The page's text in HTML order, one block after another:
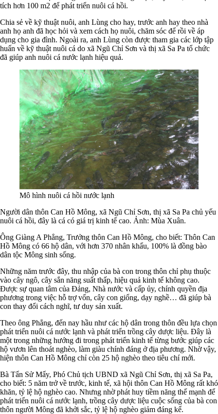
tích hơn 100 m2 để phát triển nuôi cá hồi.
Chia sẻ về kỹ thuật nuôi, anh Lùng cho hay, trước anh hay theo nhà
anh họ anh đã học hỏi và xem cách họ nuôi, chăm sóc để rồi về áp
dụng cho gia đình. Ngoài ra, anh Lùng còn được tham gia các lớp tập
huấn về kỹ thuật nuôi cá do xã Ngũ Chỉ Sơn và thị xã Sa Pa tổ chức
đã giúp anh nuôi cá nước lạnh hiệu quả.
Mô hình nuôi cá hồi nước lạnh
Người dân thôn Can Hồ Mông, xã Ngũ Chỉ Sơn, thị xã Sa Pa chủ yếu
nuôi cá hồi, đây là cá có giá trị kinh tế cao. Ảnh: Mùa Xuân.
Ông Giàng A Phẳng, Trưởng thôn Can Hồ Mông, cho biết: Thôn Can
Hồ Mông có 66 hộ dân, với hơn 370 nhân khẩu, 100% là đồng bào
dân tộc Mông sinh sống.
Những năm trước đây, thu nhập của bà con trong thôn chỉ phụ thuộc
vào cây ngô, cây sắn năng suất thấp, hiệu quả kinh tế không cao.
Được sự quan tâm của Đảng, Nhà nước và cấp ủy, chính quyền địa
phương trong việc hỗ trợ vốn, cây con giống, dạy nghề… đã giúp bà
con thay đổi cách nghĩ, tư duy sản xuất.
Theo ông Phẳng, đến nay hầu như các hộ dân trong thôn đều lựa chọn
phát triển nuôi cá nước lạnh và phát triển trồng cây dược liệu. Đây là
một trong những hướng đi trong phát triển kinh tế từng bước giúp các
hộ vươn lên thoát nghèo, làm giàu chính đáng ở địa phương. Nhờ vậy,
hiện thôn Can Hồ Mông chỉ còn 25 hộ nghèo theo tiêu chí mới.
Bà Tẩn Sử Mẩy, Phó Chủ tịch UBND xã Ngũ Chỉ Sơn, thị xã Sa Pa,
cho biết: 5 năm trở về trước, kinh tế, xã hội thôn Can Hồ Mông rất khó
khăn, tỷ lệ hộ nghèo cao. Nhưng nhờ phát huy tiềm năng thế mạnh để
phát triển nuôi cá nước lạnh, trồng cây dược liệu cuộc sống của bà con
thôn người Mông đã khởi sắc, tỷ lệ hộ nghèo giảm đáng kể.